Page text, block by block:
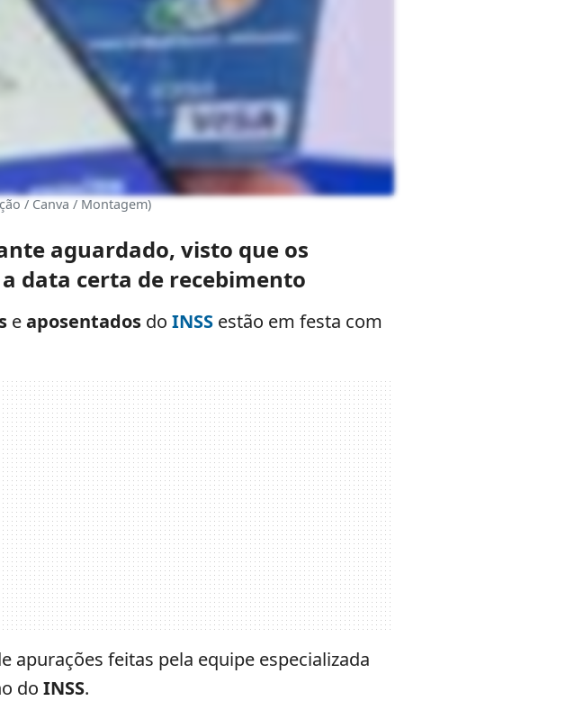
/ Canva / Montagem)
aguardado, visto que os
data certa de recebimento
eaposentados doINSS estão em festa com
feitas pela equipe especializada
doINSS.